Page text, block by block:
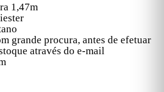
1,47m
grande procura, antes de efetuar
através do e-mail